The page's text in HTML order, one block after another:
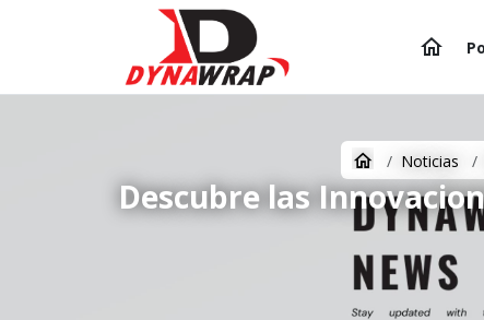
Noticias
Descubre las